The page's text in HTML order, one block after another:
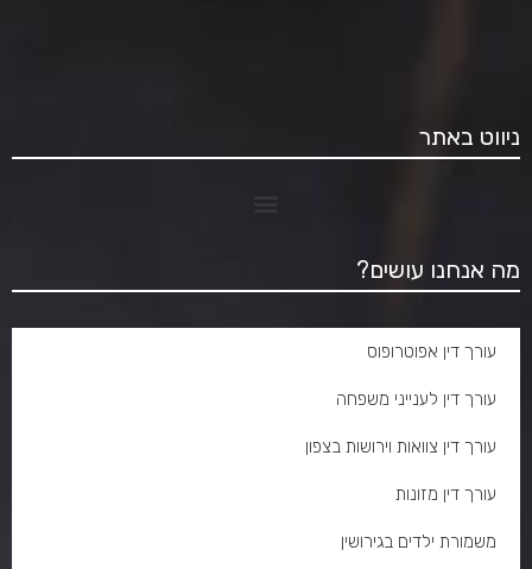
ניווט באתר
מה אנחנו עושים?
עורך דין אפוטרופוס
עורך דין לענייני משפחה
עורך דין צוואות וירושות בצפון
עורך דין מזונות
משמורת ילדים בגירושין